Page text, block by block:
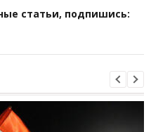
статьи, подпишись: